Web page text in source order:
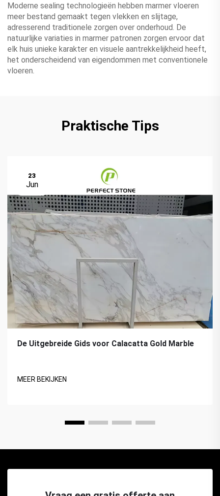
Moderne sealing technologieën hebben marmer vloeren
meer bestand gemaakt tegen vlekken en slijtage,
adresserend traditionele zorgen over onderhoud. De
natuurlijke variaties in marmer patronen zorgen ervoor dat
elk huis unieke karakter en visuele aantrekkelijkheid heeft,
het onderscheidend van eigendommen met conventionele
vloeren.
Praktische Tips
23
Jun
De Uitgebreide Gids voor Calacatta Gold Marble
MEER BEKIJKEN